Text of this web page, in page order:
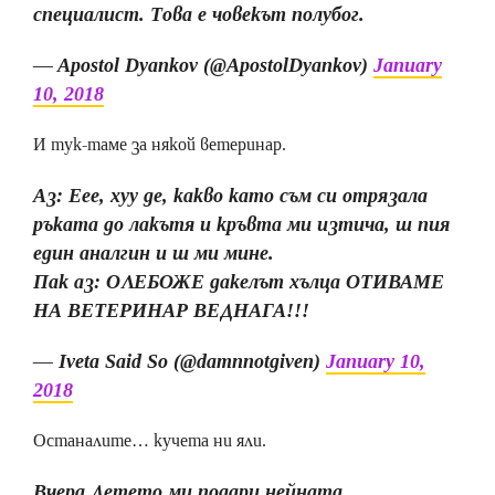
специалист. Това е човекът полубог.
— Apostol Dyankov (@ApostolDyankov) January
10, 2018
И тук-таме за някой ветеринар.
Аз: Еее, хуу де, какво като съм си отрязала
ръката до лакътя и кръвта ми изтича, ш пия
един аналгин и ш ми мине.
Пак аз: ОЛЕБОЖЕ дакелът хълца ОТИВАМЕ
НА ВЕТЕРИНАР ВЕДНАГА!!!
— Iveta Said So (@damnnotgiven) January 10,
2018
Останалите… кучета ни яли.